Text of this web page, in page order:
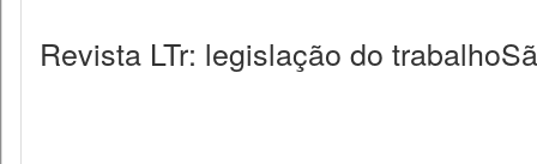
Revista LTr: legislação do